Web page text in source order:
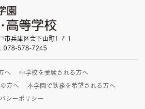
市兵庫区会下山町1-7-1
078-578-7245
へ
中学校を受験される方へ
方へ
本学園で勤務を希望される方へ
シーポリシー